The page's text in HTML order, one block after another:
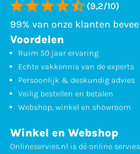
(9,2/10)
99% van onze klanten
Voordelen
Ruim 50 jaar ervaring
Echte vakkennis van de experts
Persoonlijk & deskundig advies
Veilig bestellen en betalen
Webshop, winkel en showroom
Winkel en Webshop
Onlineservies.nl is dé online